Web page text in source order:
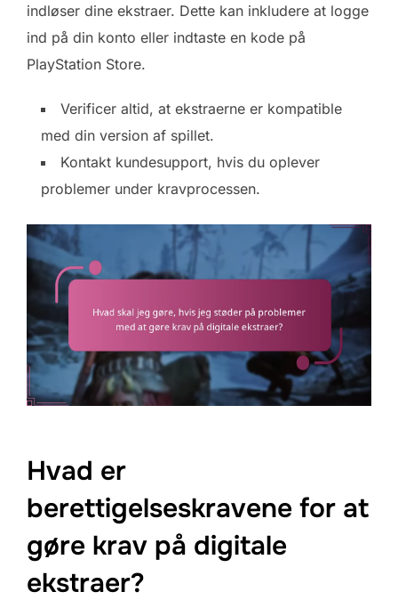
indløser dine ekstraer. Dette kan inkludere at logge
ind på din konto eller indtaste en kode på
PlayStation Store.
Verificer altid, at ekstraerne er kompatible
med din version af spillet.
Kontakt kundesupport, hvis du oplever
problemer under kravprocessen.
Hvad er
berettigelseskravene for at
gøre krav på digitale
ekstraer?